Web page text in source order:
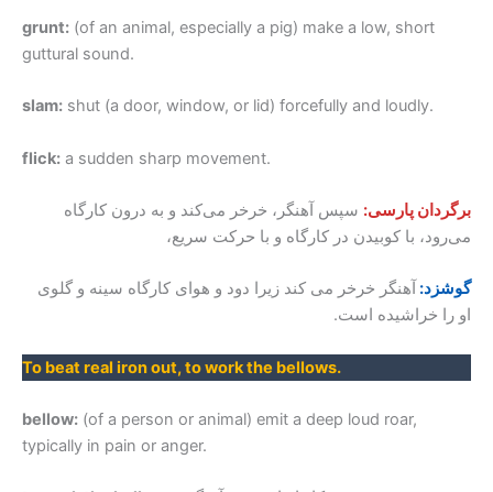
grunt: (of an animal, especially a pig) make a low, short
guttural sound.
slam: shut (a door, window, or lid) forcefully and loudly.
flick: a sudden sharp movement.
برگردان پارسی: سپس آهنگر، خرخر می‌کند و به درون کارگاه
می‌رود، با کوبیدن در کارگاه و با حرکت سریع،
گوشزد: آهنگر خرخر می کند زیرا دود و هوای کارگاه سینه و گلوی
او را خراشیده است.
To beat real iron out, to work the bellows.
bellow: (of a person or animal) emit a deep loud roar,
typically in pain or anger.